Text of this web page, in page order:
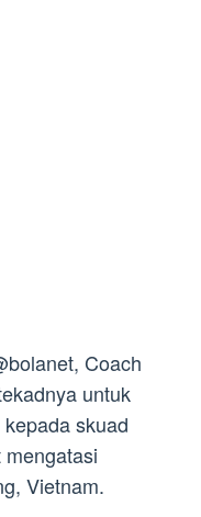
Coach
untuk
skuad
Vietnam.